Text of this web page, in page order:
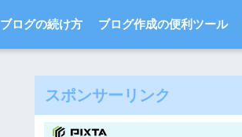
ブログの続け方 ブログ作成の便利ツール
スポンサーリンク